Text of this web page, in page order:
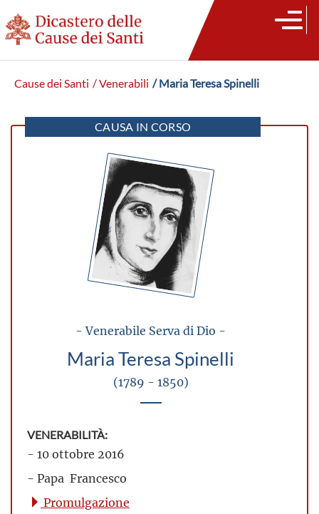
Cause dei Santi / Venerabili / Maria Teresa Spinelli
CAUSA IN CORSO
- Venerabile Serva di Dio -
Maria Teresa Spinelli
(1789 - 1850)
VENERABILITÀ:
- 10 ottobre 2016
- Papa Francesco
Promulgazione